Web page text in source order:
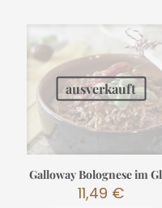
ausverkauft
Galloway Bolognese im
11,49 €